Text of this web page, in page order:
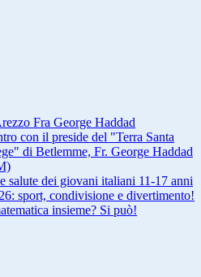
Fra George Haddad
con il preside del "Terra Santa
di Betlemme, Fr. George Haddad
salute dei giovani italiani 11-17 anni
sport, condivisione e divertimento!
insieme? Si può!